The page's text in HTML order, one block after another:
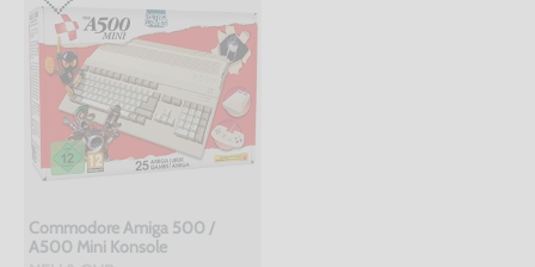
Commodore Amiga 500 /
A500 Mini Konsole